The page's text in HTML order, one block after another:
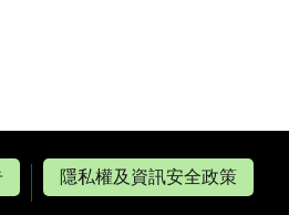
隱私權及資訊安全政策